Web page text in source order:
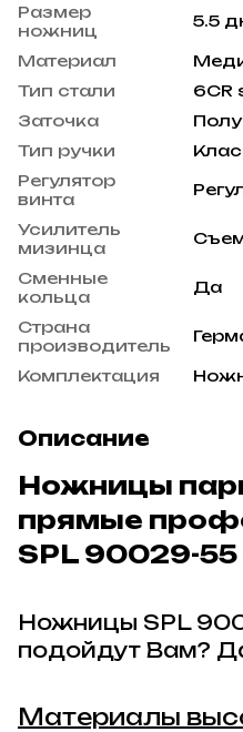
Размер
ножниц
5.5
Материал
Тип стали
6CR
Заточка
Тип ручки
Регулятор
винта
Усилитель
мизинца
Сменные
кольца
Да
Страна
производитель
Комплектация
Описание
Ножницы
прямые
SPL 90029-
Ножницы SPL
подойдут Вам?
Материалы